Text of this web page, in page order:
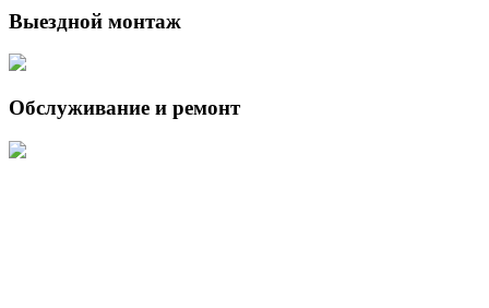
Выездной монтаж
Обслуживание и ремонт